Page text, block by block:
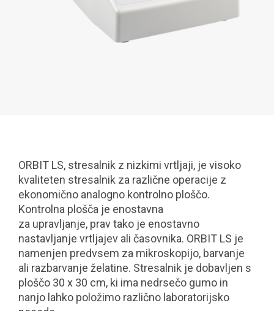
ORBIT LS, stresalnik z nizkimi vrtljaji, je visoko
kvaliteten stresalnik za različne operacije z
ekonomično analogno kontrolno ploščo.
Kontrolna plošča je enostavna
za upravljanje, prav tako je enostavno
nastavljanje vrtljajev ali časovnika. ORBIT LS je
namenjen predvsem za mikroskopijo, barvanje
ali razbarvanje želatine. Stresalnik je dobavljen s
ploščo 30 x 30 cm, ki ima nedrsečo gumo in
nanjo lahko položimo različno laboratorijsko